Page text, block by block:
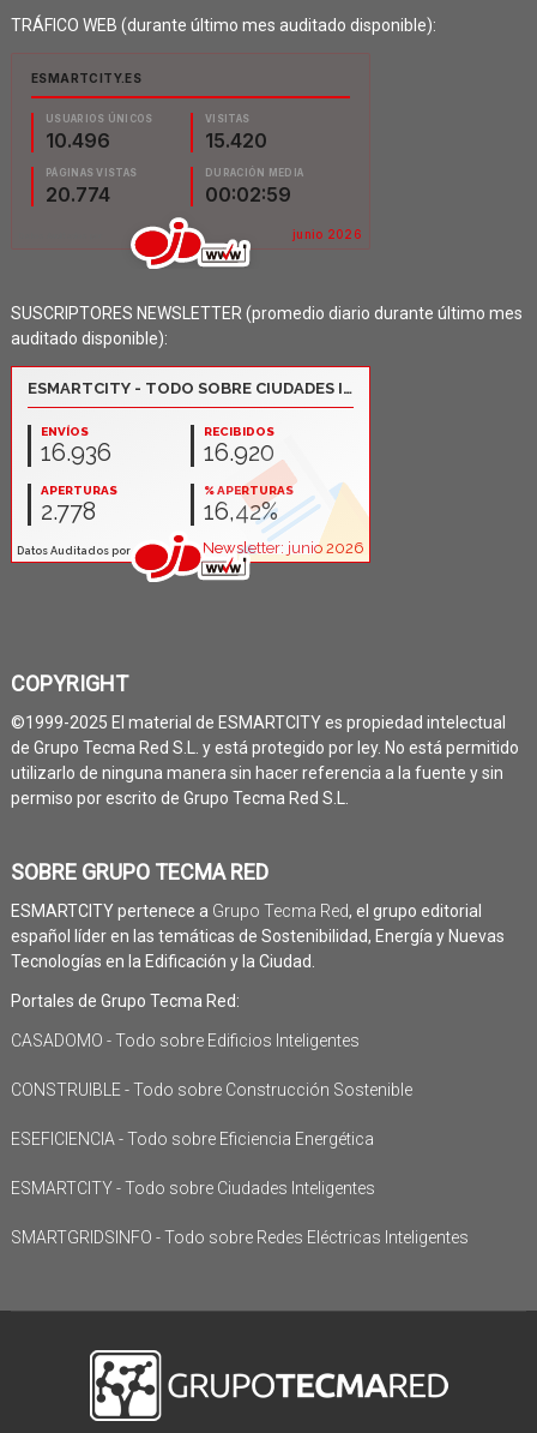
TRÁFICO WEB (durante último mes auditado disponible):
SUSCRIPTORES NEWSLETTER (promedio diario durante último mes
auditado disponible):
COPYRIGHT
©1999-2025 El material de ESMARTCITY es propiedad intelectual
de Grupo Tecma Red S.L. y está protegido por ley. No está permitido
utilizarlo de ninguna manera sin hacer referencia a la fuente y sin
permiso por escrito de Grupo Tecma Red S.L.
SOBRE GRUPO TECMA RED
ESMARTCITY pertenece a Grupo Tecma Red, el grupo editorial
español líder en las temáticas de Sostenibilidad, Energía y Nuevas
Tecnologías en la Edificación y la Ciudad.
Portales de Grupo Tecma Red:
CASADOMO - Todo sobre Edificios Inteligentes
CONSTRUIBLE - Todo sobre Construcción Sostenible
ESEFICIENCIA - Todo sobre Eficiencia Energética
ESMARTCITY - Todo sobre Ciudades Inteligentes
SMARTGRIDSINFO - Todo sobre Redes Eléctricas Inteligentes